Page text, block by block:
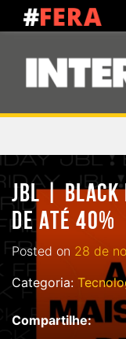
JBL | BLACK
DE ATÉ 40%
Posted on 28 de
Categoria:
Compartilhe: